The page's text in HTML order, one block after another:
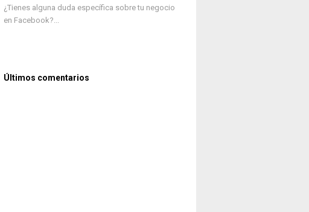
¿Tienes alguna duda específica sobre tu negocio
en Facebook?...
Últimos comentarios